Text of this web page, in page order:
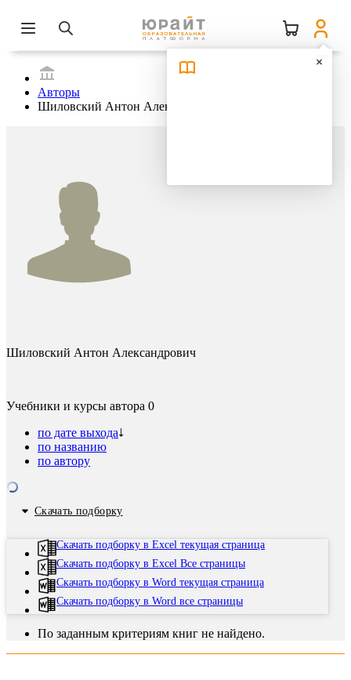
Авторы
Шиловский Антон Александрович
Шиловский Антон Александрович
Учебники и курсы автора 0
по дате выхода
по названию
по автору
Скачать подборку
Скачать подборку в Excel текущая страница
Скачать подборку в Excel Все страницы
Скачать подборку в Word текущая страница
Скачать подборку в Word все страницы
По заданным критериям книг не найдено.